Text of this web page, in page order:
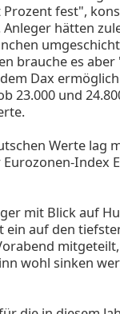
fest",
hätten
brauche es aber
Dax
23.000 und
Werte lag
Index
mit Blick auf
ein auf den
wohl sinken